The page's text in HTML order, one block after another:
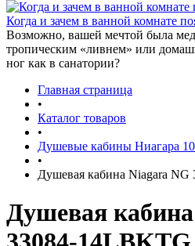
Когда и зачем в ванной комнате
Возможно, вашей мечтой была
тропическим «ливнем» или
ног как в санатории?
Главная страница
•
Каталог товаров
•
Душевые кабины Ниагара
•
Душевая кабина Niagara
Душевая